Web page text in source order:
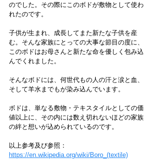
のでした。その際にこのボドが敷物として使わ
れたのです。
子供が生まれ、成長してまた新たな子供を産
む。そんな家族にとっての大事な節目の度に、
このボドはお母さんと新たな命を優しく包み込
んでくれました。
そんなボドには、何世代もの人の汗と涙と血、
そして羊水までもが染み込んでいます。
ボドは、単なる敷物・テキスタイルとしての価
値以上に、その内には数え切れないほどの家族
の絆と想いが込められているのです。
以上参考及び参照：
https://en.wikipedia.org/wiki/Boro_(textile)